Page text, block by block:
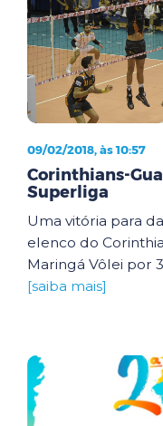
09/02/2018, às 10:57
Corinthians-
Superliga
Uma vitória para
elenco do
Maringá Vôlei por
[saiba mais]